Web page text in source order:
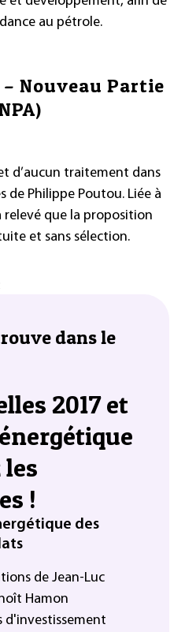
au pétrole.
Nouveau Partie
d’aucun traitement dans
de Philippe Poutou. Liée à
relevé que la proposition
et sans sélection.
dans le
2017 et
les
!
des
de Jean-Luc
Hamon
d'investissement